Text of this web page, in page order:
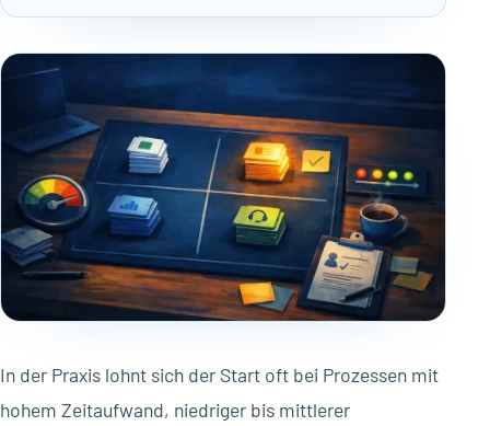
In der Praxis lohnt sich der Start oft bei Prozessen mit
hohem Zeitaufwand, niedriger bis mittlerer